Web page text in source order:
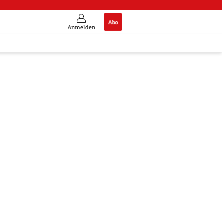
Anmelden
Abo